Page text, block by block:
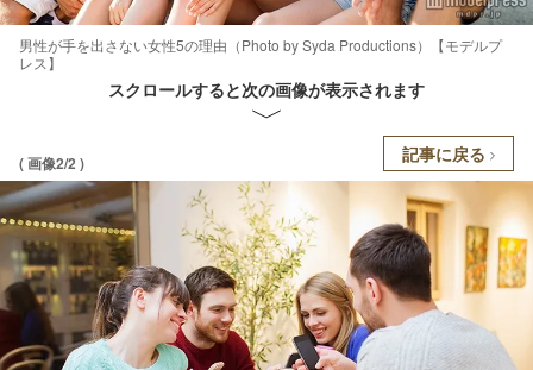
男性が手を出さない女性5の理由（Photo by Syda Productions）【モデルプ
レス】
スクロールすると次の画像が表示されます
( 画像2/2 ) 記事に戻る